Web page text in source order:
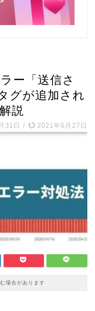
ー「送信さ
グが追加され
説
31日 / 2021年6月27日
場合があります